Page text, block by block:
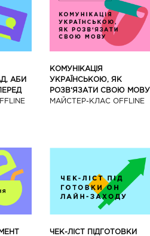
АБИ
КОМУНІКАЦІЯ
УКРАЇНСЬКОЮ, ЯК
РОЗВ‘ЯЗАТИ СВОЮ МОВУ
МАЙCТЕР-КЛАС OFFLINE
ЧЕК-ЛІСТ ПІДГОТОВКИ